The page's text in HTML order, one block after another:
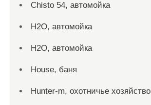
Chisto 54, автомойка
H2O, автомойка
H2O, автомойка
House, баня
Hunter-m, охотничье хозяйство